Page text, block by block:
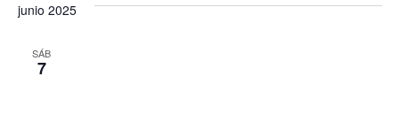
junio 2025
SÁB
7